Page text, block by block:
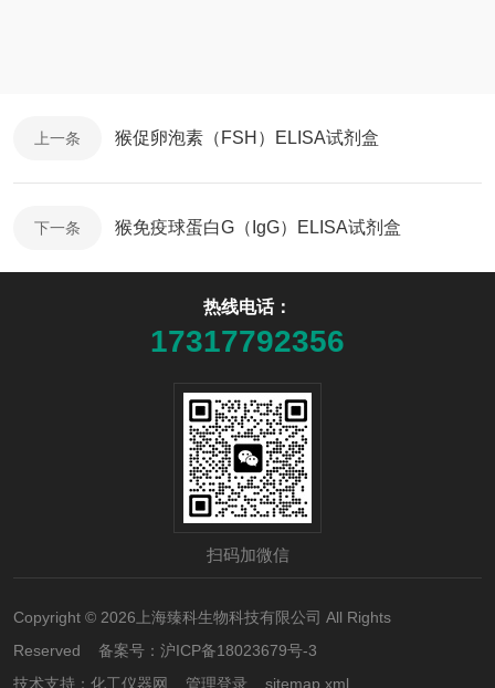
上一条 猴促卵泡素（FSH）ELISA试剂盒
下一条 猴免疫球蛋白G（IgG）ELISA试剂盒
热线电话：
17317792356
扫码加微信
Copyright © 2026上海臻科生物科技有限公司 All Rights
Reserved 备案号： 沪ICP备18023679号-3
技术支持： 化工仪器网 管理登录 sitemap.xml